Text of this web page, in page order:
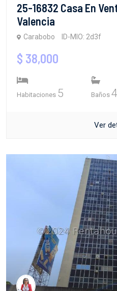
25-16832 Casa En
Valencia
Carabobo ID-MIO: 2d3f
$ 38,000
Habitaciones 5 Baños 4
Ver